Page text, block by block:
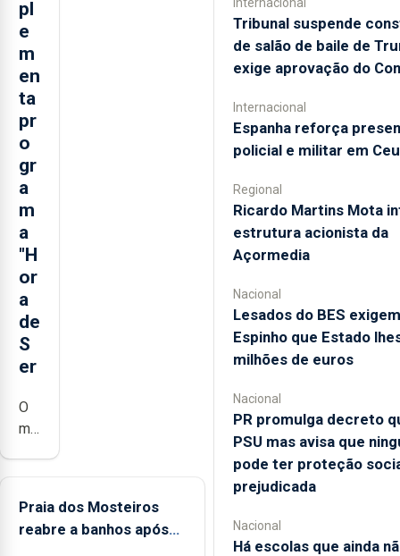
pl
e
m
en
ta
pr
o
gr
a
m
a
"H
or
a
de
S
er
O
município
a
implementar
Praia dos Mosteiros
reabre a banhos após
Tribunal suspende
de salão de baile de
exige aprovação do
Internacional
Espanha reforça
policial e militar em
Regional
Ricardo Martins Mota
estrutura acionista da
Açormedia
Nacional
Lesados do BES
Espinho que Estado
milhões de euros
Nacional
PR promulga decreto
PSU mas avisa que
pode ter proteção
prejudicada
Nacional
Há escolas que ainda